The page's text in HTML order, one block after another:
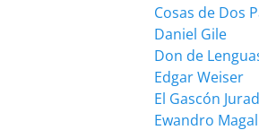
Cosas de Dos
Daniel Gile
Don de
Edgar Weiser
El Gascón
Ewandro